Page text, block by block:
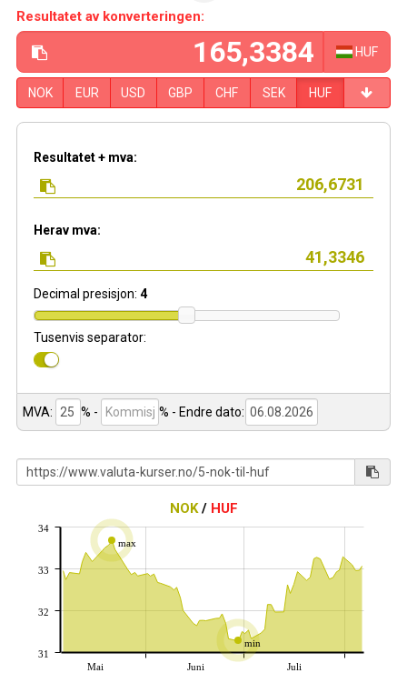
Resultatet av konverteringen:
HUF
NOK EUR USD GBP CHF SEK HUF
Resultatet + mva:
Herav mva:
Decimal presisjon: 4
Tusenvis separator:
MVA: % - % - Endre dato:
NOK/ HUF
max
min
Mai Juni Juli
31
32
33
34